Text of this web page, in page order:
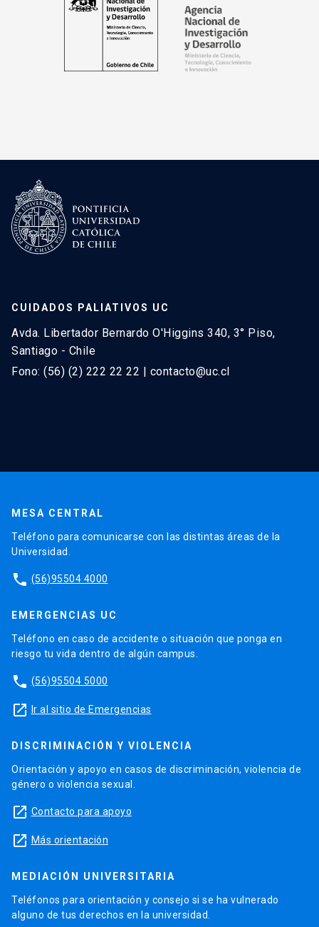
CUIDADOS PALIATIVOS UC
Avda. Libertador Bernardo O'Higgins 340, 3° Piso,
Santiago - Chile
Fono: (56) (2) 222 22 22 | contacto@uc.cl
MESA CENTRAL
Teléfono para comunicarse con las distintas áreas de la
Universidad.
phone (56)95504 4000
EMERGENCIAS UC
Teléfono en caso de accidente o situación que ponga en
riesgo tu vida dentro de algún campus.
phone (56)95504 5000
launch Ir al sitio de Emergencias
DISCRIMINACIÓN Y VIOLENCIA
Orientación y apoyo en casos de discriminación, violencia de
género o violencia sexual.
launch Contacto para apoyo
launch Más orientación
MEDIACIÓN UNIVERSITARIA
Teléfonos para orientación y consejo si se ha vulnerado
alguno de tus derechos en la universidad.